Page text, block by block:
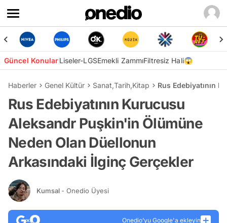
Güncel KonularLiseler-LGSEmekli ZammıFiltresiz Hali😱
Haberler Genel Kültür Sanat,Tarih,Kitap Rus Edebiyatının
Rus Edebiyatının Kurucusu
Aleksandr Puşkin'in Ölümüne
Neden Olan Düellonun
Arkasındaki İlginç Gerçekler
Kumsal - Onedio Üyesi
Onedio’yu Google'a ekleyin